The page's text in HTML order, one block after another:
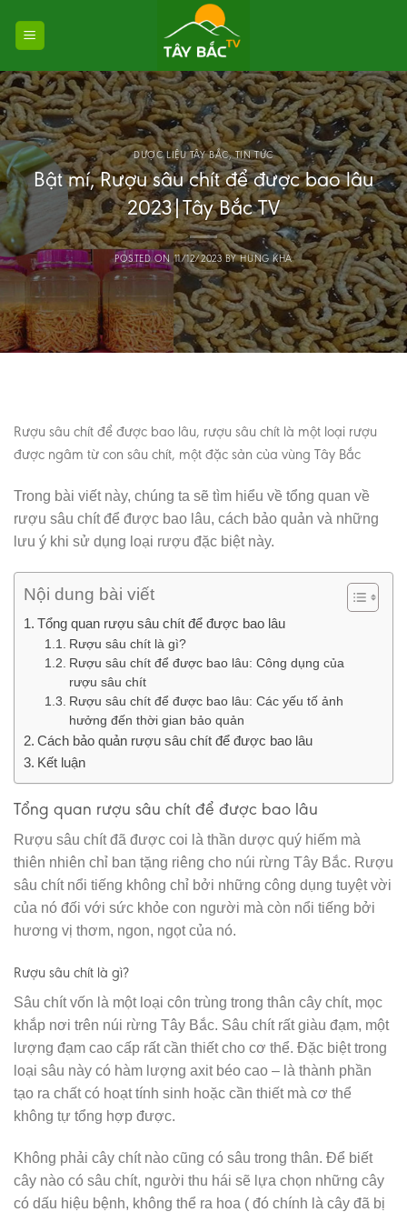
DƯỢC LIỆU TÂY BẮC,TIN TỨC
Bật mí, Rượu sâu chít để được bao lâu
2023|Tây Bắc TV
POSTED ON11/12/2023 BYHUNG KHA
Rượu sâu chít để được bao lâu, rượu sâu chít là một loại rượu
được ngâm từ con sâu chít, một đặc sản của vùng Tây Bắc
Trong bài viết này, chúng ta sẽ tìm hiểu về tổng quan về
rượu sâu chít để được bao lâu, cách bảo quản và những
lưu ý khi sử dụng loại rượu đặc biệt này.
Nội dung bài viết
Tổng quan rượu sâu chít để được bao lâu
Rượu sâu chít là gì?
Rượu sâu chít để được bao lâu: Công dụng của
rượu sâu chít
Rượu sâu chít để được bao lâu: Các yếu tố ảnh
hưởng đến thời gian bảo quản
Cách bảo quản rượu sâu chít để được bao lâu
Kết luận
Tổng quan rượu sâu chít để được bao lâu
Rượu sâu chít đã được coi là thần dược quý hiếm mà
thiên nhiên chỉ ban tặng riêng cho núi rừng Tây Bắc. Rượu
sâu chít nổi tiếng không chỉ bởi những công dụng tuyệt vời
của nó đối với sức khỏe con người mà còn nổi tiếng bởi
hương vị thơm, ngon, ngọt của nó.
Rượu sâu chít là gì?
Sâu chít vốn là một loại côn trùng trong thân cây chít, mọc
khắp nơi trên núi rừng Tây Bắc. Sâu chít rất giàu đạm, một
lượng đạm cao cấp rất cần thiết cho cơ thể. Đặc biệt trong
loại sâu này có hàm lượng axit béo cao – là thành phần
tạo ra chất có hoạt tính sinh hoặc cần thiết mà cơ thể
không tự tổng hợp được.
Không phải cây chít nào cũng có sâu trong thân. Để biết
cây nào có sâu chít, người thu hái sẽ lựa chọn những cây
có dấu hiệu bệnh, không thể ra hoa ( đó chính là cây đã bị